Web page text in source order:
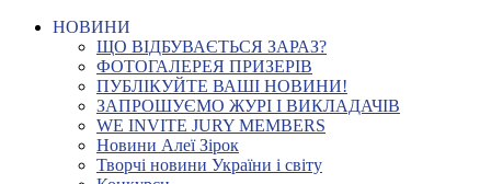
НОВИНИ
ЩО ВІДБУВАЄТЬСЯ ЗАРАЗ?
ФОТОГАЛЕРЕЯ ПРИЗЕРІВ
ПУБЛІКУЙТЕ ВАШІ НОВИНИ!
ЗАПРОШУЄМО ЖУРІ І ВИКЛАДАЧІВ
WE INVITE JURY MEMBERS
Новини Алеї Зірок
Творчі новини України і світу